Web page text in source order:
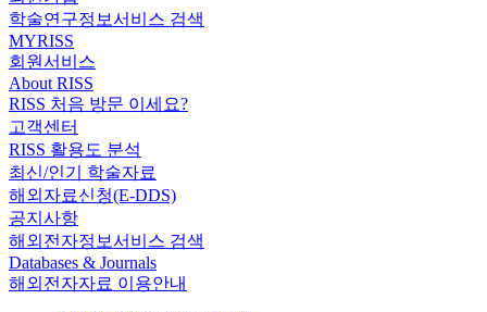
학술연구정보서비스 검색
MYRISS
회원서비스
About RISS
RISS 처음 방문 이세요?
고객센터
RISS 활용도 분석
최신/인기 학술자료
해외자료신청(E-DDS)
공지사항
해외전자정보서비스 검색
Databases & Journals
해외전자자료 이용안내